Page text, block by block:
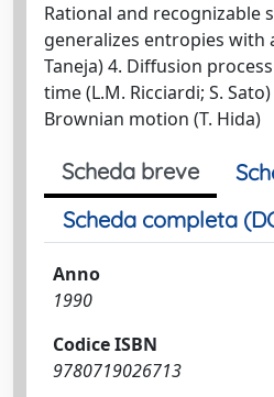
Rational and recognizable
generalizes entropies with
Taneja) 4. Diffusion
time (L.M. Ricciardi; S.
Brownian motion (T. Hida)
Scheda breve
Scheda completa
Anno
1990
Codice ISBN
9780719026713